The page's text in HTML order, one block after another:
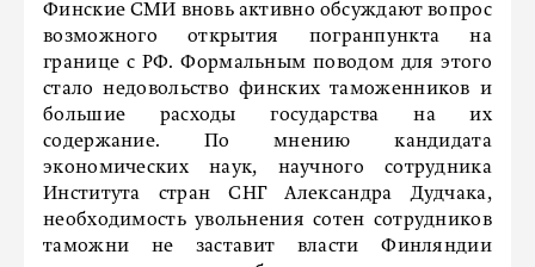
Финские СМИ вновь активно обсуждают вопрос
возможного открытия погранпункта на
границе с РФ. Формальным поводом для этого
стало недовольство финских таможенников и
большие расходы государства на их
содержание. По мнению кандидата
экономических наук, научного сотрудника
Института стран СНГ Александра Дудчака,
необходимость увольнения сотен сотрудников
таможни не заставит власти Финляндии